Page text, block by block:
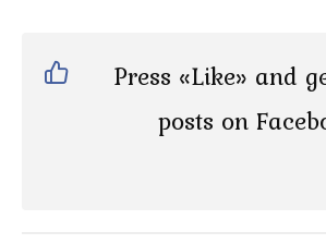
Press «Like» and
posts on